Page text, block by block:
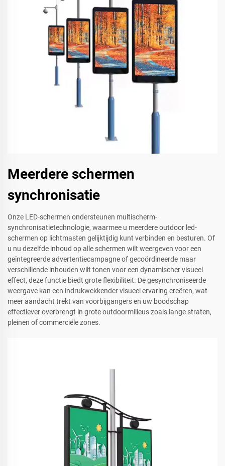
Meerdere schermen
synchronisatie
Onze LED-schermen ondersteunen multischerm-
synchronisatietechnologie, waarmee u meerdere outdoor led-
schermen op lichtmasten gelijktijdig kunt verbinden en besturen. Of
u nu dezelfde inhoud op alle schermen wilt weergeven voor een
geïntegreerde advertentiecampagne of gecoördineerde maar
verschillende inhouden wilt tonen voor een dynamischer visueel
effect, deze functie biedt grote flexibiliteit. De gesynchroniseerde
weergave kan een indrukwekkender visueel ervaring creëren, wat
meer aandacht trekt van voorbijgangers en uw boodschap
effectiever overbrengt in grote outdoormilieus zoals lange straten,
pleinen of commerciële zones.